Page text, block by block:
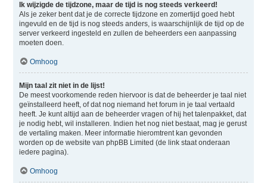
Ik wijzigde de tijdzone, maar de tijd is nog steeds verkeerd!
Als je zeker bent dat je de correcte tijdzone en zomertijd goed hebt
ingevuld en de tijd is nog steeds anders, is waarschijnlijk de tijd op de
server verkeerd ingesteld en zullen de beheerders een aanpassing
moeten doen.
Omhoog
Mijn taal zit niet in de lijst!
De meest voorkomende reden hiervoor is dat de beheerder je taal niet
geïnstalleerd heeft, of dat nog niemand het forum in je taal vertaald
heeft. Je kunt altijd aan de beheerder vragen of hij het talenpakket, dat
je nodig hebt, wil installeren. Indien het nog niet bestaat, mag je gerust
de vertaling maken. Meer informatie hieromtrent kan gevonden
worden op de website van phpBB Limited (de link staat onderaan
iedere pagina).
Omhoog